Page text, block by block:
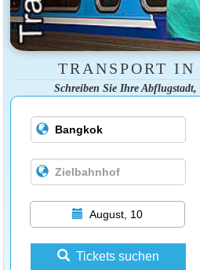
TRANSPORT
Schreiben Sie Ihre
August, 10
Tickets suchen